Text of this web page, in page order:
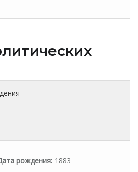
рождения: 1883